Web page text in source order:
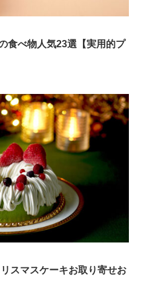
食べ物人気23選【実用的プ
スマスケーキお取り寄せお